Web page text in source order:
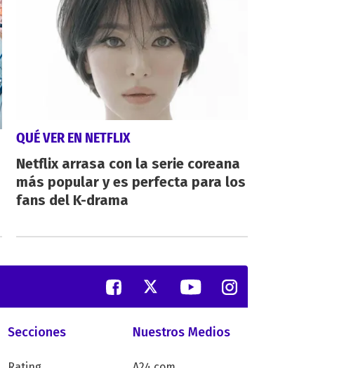
QUÉ VER EN NETFLIX
Netflix arrasa con la serie coreana
más popular y es perfecta para los
fans del K-drama
Secciones Nuestros Medios